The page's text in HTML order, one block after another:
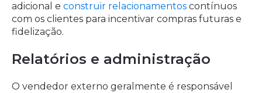
adicional e construir relacionamentos contínuos
com os clientes para incentivar compras futuras e
fidelização.
Relatórios e administração
O vendedor externo geralmente é responsável